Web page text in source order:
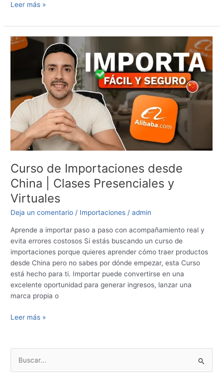
Leer más »
Curso de Importaciones desde
China | Clases Presenciales y
Virtuales
Deja un comentario / Importaciones /admin
Aprende a importar paso a paso con acompañamiento real y
evita errores costosos Si estás buscando un curso de
importaciones porque quieres aprender cómo traer productos
desde China pero no sabes por dónde empezar, esta Curso
está hecho para ti. Importar puede convertirse en una
excelente oportunidad para generar ingresos, lanzar una
marca propia o
Curso
de
Importaciones
Clases
Presenciales
y
Virtuales
Leer más »